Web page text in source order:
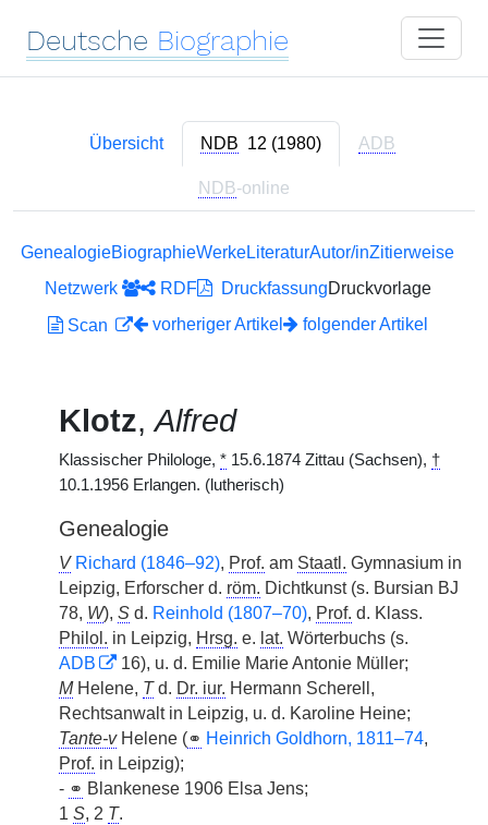
Deutsche Biographie
Übersicht NDB 12 (1980) ADB
NDB-online
GenealogieBiographieWerkeLiteraturAutor/inZitierweise
Netzwerk
RDF DruckfassungDruckvorlage
Scan
vorheriger Artikel folgender Artikel
Klotz,Alfred
Klassischer Philologe, * 15.6.1874 Zittau (Sachsen), †
10.1.1956 Erlangen. (lutherisch)
Genealogie
V Richard (1846–92), Prof. am Staatl. Gymnasium in
Leipzig, Erforscher d. röm. Dichtkunst (s. Bursian BJ
78, W), S d. Reinhold (1807–70), Prof. d. Klass.
Philol. in Leipzig, Hrsg. e. lat. Wörterbuchs (s.
ADB
16), u. d. Emilie Marie Antonie Müller;
MHelene, Td. Dr. iur. Hermann Scherell,
Rechtsanwalt in Leipzig, u. d. Karoline Heine;
Tante-vHelene (⚭ Heinrich Goldhorn, 1811–74,
Prof. in Leipzig);
- ⚭ Blankenese 1906 Elsa Jens;
1 S, 2 T.